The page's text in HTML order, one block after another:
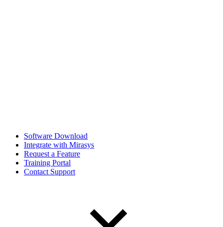
Software Download
Integrate with Mirasys
Request a Feature
Training Portal
Contact Support